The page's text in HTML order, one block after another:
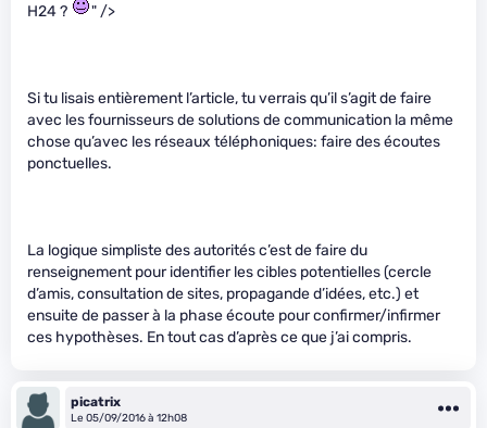
H24 ?
" />
Si tu lisais entièrement l’article, tu verrais qu’il s’agit de faire
avec les fournisseurs de solutions de communication la même
chose qu’avec les réseaux téléphoniques: faire des écoutes
ponctuelles.
La logique simpliste des autorités c’est de faire du
renseignement pour identifier les cibles potentielles (cercle
d’amis, consultation de sites, propagande d’idées, etc.) et
ensuite de passer à la phase écoute pour confirmer/infirmer
ces hypothèses. En tout cas d’après ce que j’ai compris.
picatrix
Le 05/09/2016 à 12h08